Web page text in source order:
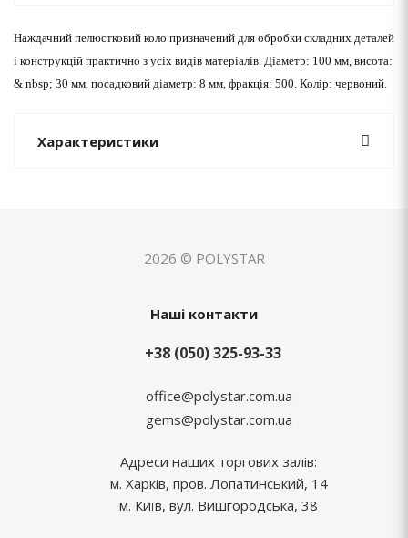
Наждачний пелюстковий коло призначений для обробки складних деталей
і конструкцій практично з усіх видів матеріалів. Діаметр: 100 мм, висота:
& nbsp; 30 мм, посадковий діаметр: 8 мм, фракція: 500. Колір: червоний.
Характеристики
2026 © POLYSTAR
Наші контакти
+38 (050) 325-93-33
office@polystar.com.ua
gems@polystar.com.ua
Адреси наших торгових залів:
м. Харків, пров. Лопатинський, 14
м. Київ, вул. Вишгородська, 38